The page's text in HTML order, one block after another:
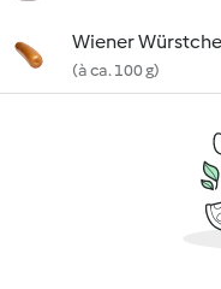
Wiener
(à ca. 100 g)